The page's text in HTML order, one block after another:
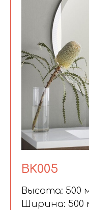
BK005
Высота: 500
Ширина: 500